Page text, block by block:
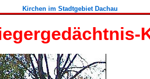
Kirchen im Stadtgebiet Dachau